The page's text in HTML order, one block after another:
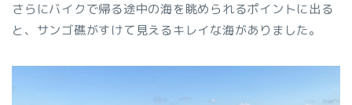
さらにバイクで帰る途中の海を眺められるポイントに出る
と、サンゴ礁がすけて見えるキレイな海がありました。